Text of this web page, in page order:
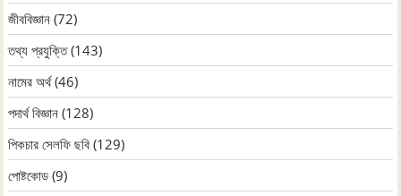
জীববিজ্ঞান (72)
তথ্য প্রযুক্তি(143)
নামের অর্থ(46)
পদার্থ বিজ্ঞান (128)
পিকচার সেলফি ছবি (129)
পোষ্টকোড (9)